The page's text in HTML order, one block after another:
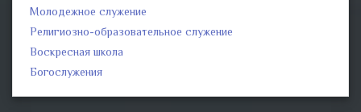
Молодежное служение
Религиозно-образовательное служение
Воскресная школа
Богослужения